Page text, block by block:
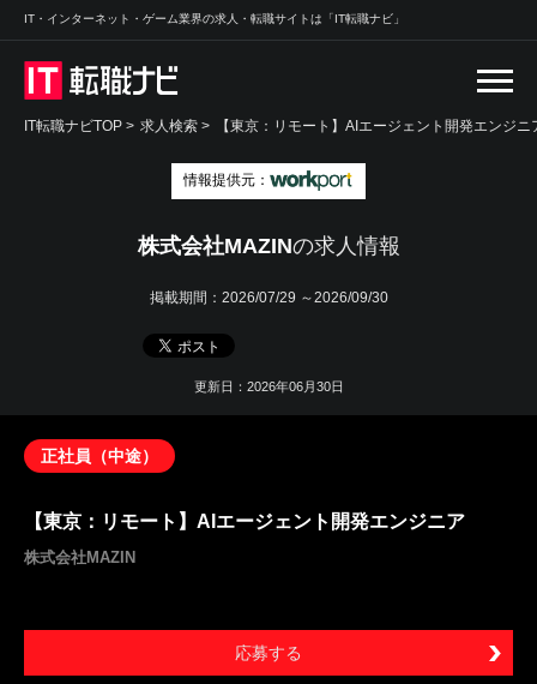
IT・インターネット・ゲーム業界の求人・転職サイトは「IT転職ナビ」
IT転職ナビTOP > 求人検索 > 【東京：リモート】AIエージェント開発エンジ
情報提供元：
株式会社MAZINの求人情報
掲載期間： 2026/07/29 ～2026/09/30
更新日：2026年06月30日
正社員（中途）
【東京：リモート】AIエージェント開発エンジニア
株式会社MAZIN
応募する